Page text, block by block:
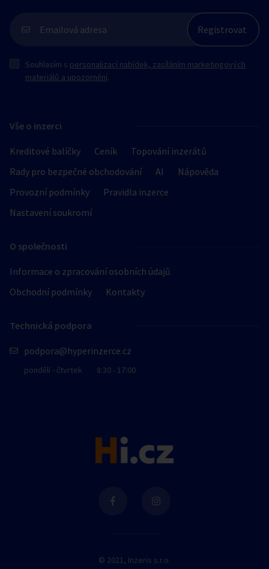
Vše o inzerci
Kreditové balíčky Ceník
Topování inzerátů
Rady pro bezpečné obchodování
AI
Nápověda
Provozní podmínky
Pravidla inzerce
Nastavení soukromí
O společnosti
Informace o zpracování osobních údajů
Obchodní podmínky
Kontakty
Technická podpora
podpora@hyperinzerce.cz
pondělí - čtvrtek 8:30 - 17:00
Souhlasím s personalizací nabídek, zasíláním marketingových
materiálů a upozornění.
© 2021, Inzeris s.r.o.